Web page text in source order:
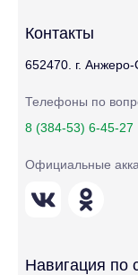
Контакты
652470. г.
Телефоны по
8 (384-53) 6-45-27
Официальные
Навигация по